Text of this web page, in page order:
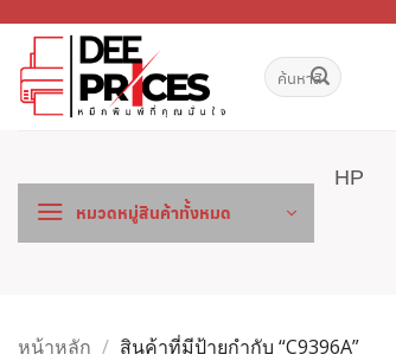
เนื้อหา
ค้นหา:
หมวดหมู่สินค้าทั้งหมด
HP
หน้าหลัก / สินค้าที่มีป้ายกำกับ “C9396A”